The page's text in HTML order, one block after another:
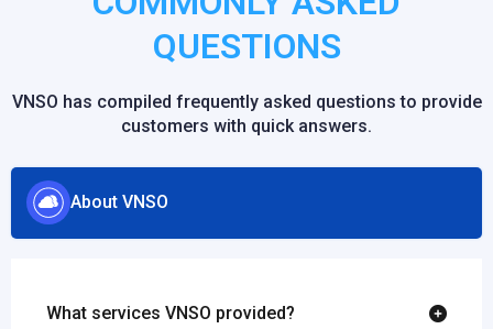
QUESTIONS
VNSO has compiled frequently asked questions to provide
customers with quick answers.
About VNSO
What services VNSO provided?